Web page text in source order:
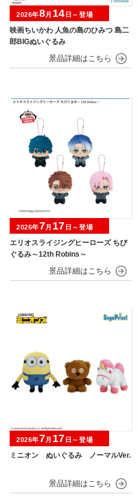
映画ちいかわ 人魚の島のひみつ 島二
郎BIGぬいぐるみ
2026年8月 14 日～登場
エリオスライジングヒーローズ ちび
ぐるみ～12th Robins～
2026年7月 17 日～登場
ミニオン ぬいぐるみ ノーマルVer.
2026年7月 17 日～登場